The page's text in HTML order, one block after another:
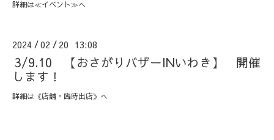
詳細は≪イベント≫へ
2024 /02 / 20 13:08
3/9.10 【おさがりバザーINいわき】 開催
します！
詳細は《店舗・臨時出店》へ